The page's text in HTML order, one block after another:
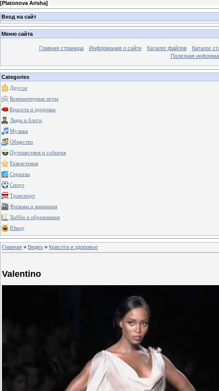
[Platonova Arisha]
Вход на сайт
Меню сайта
Главная страница Информация о сайте Каталог файлов
Каталог
Полезная
Categories
Другое
Компьютерные игры
Красота и здоровье
Люди и блоги
Музыка
Общество
Путешествия и события
Развлечения
Сериалы
Спорт
Транспорт
Фильмы и анимация
Хобби и образование
Юмор
Главная » Видео » Красота и здоровье
Valentino